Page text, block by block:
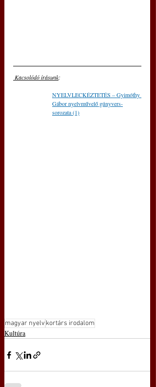
Kacsolódó írásunk:
NYELVLECKÉZTETÉS – Gyimóthy
Gábor nyelvművelő gúnyvers-
sorozata (1)
magyar nyelv kortárs irodalom
Kultúra